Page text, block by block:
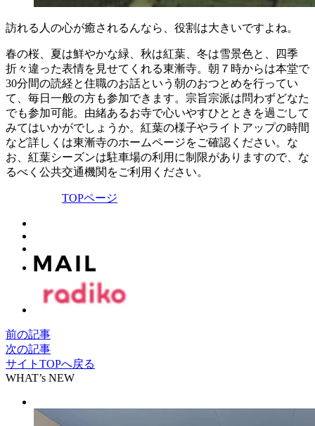
訪れる人の心が癒されるんなら、役割は大きいですよね。
春の桜、夏は鮮やかな緑、秋は紅葉、冬は雪景色と、四季
折々違った表情を見せてくれる東漸寺。朝７時からは本堂で
30分間の読経と住職のお話という朝のおつとめを行ってい
て、毎日一般の方も参加できます。宗旨宗派は問わずどなた
でも参加可能。由緒あるお寺で心いやすひとときを過ごして
みてはいかがでしょうか。紅葉の様子やライトアップの時間
など詳しくは東漸寺のホームページをご確認ください。な
お、紅葉シーズンは駐車場の利用に制限がありますので、な
るべく公共交通機関をご利用ください。
TOPページ
前の記事
次の記事
サイトTOPへ戻る
WHAT’s NEW